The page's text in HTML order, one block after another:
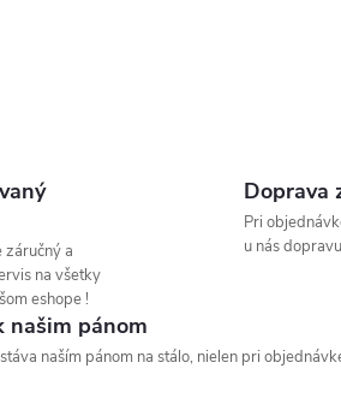
záručný a
na všetky
eshope !
Doprava
Pri
u nás
našim pánom
naším pánom na stálo, nielen pri